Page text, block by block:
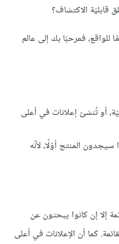
الاكتشاف؟
فمرحبًا بك إلى عالم
أو تُنشئ إعلانات في أعلى
المنتج أوّلًا، لأنّه
إلا إن كانوا يبحثون عن
كما أن الإعلانات في أعلى